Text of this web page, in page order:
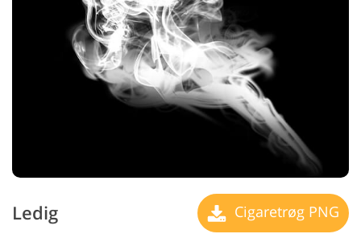
Ledig Cigaretrøg PNG